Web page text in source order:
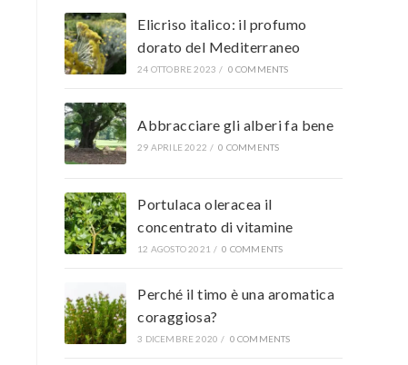
Elicriso italico: il profumo
dorato del Mediterraneo
24 OTTOBRE 2023 / 0 COMMENTS
Abbracciare gli alberi fa bene
29 APRILE 2022 / 0 COMMENTS
Portulaca oleracea il
concentrato di vitamine
12 AGOSTO 2021 / 0 COMMENTS
Perché il timo è una aromatica
coraggiosa?
3 DICEMBRE 2020 / 0 COMMENTS